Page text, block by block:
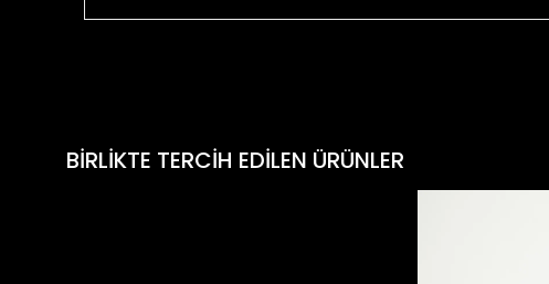
BİRLİKTE TERCİH EDİLEN ÜRÜNLER